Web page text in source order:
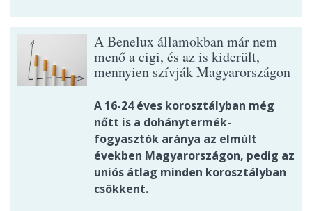
A Benelux államokban már nem
menő a cigi, és az is kiderült,
mennyien szívják Magyarországon
A 16-24 éves korosztályban még
nőtt is a dohánytermék-
fogyasztók aránya az elmúlt
években Magyarországon, pedig az
uniós átlag minden korosztályban
csökkent.